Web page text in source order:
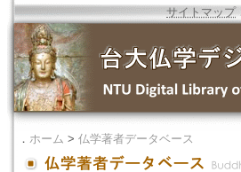
サイトマップ
． ホーム > 仏学著者データベース